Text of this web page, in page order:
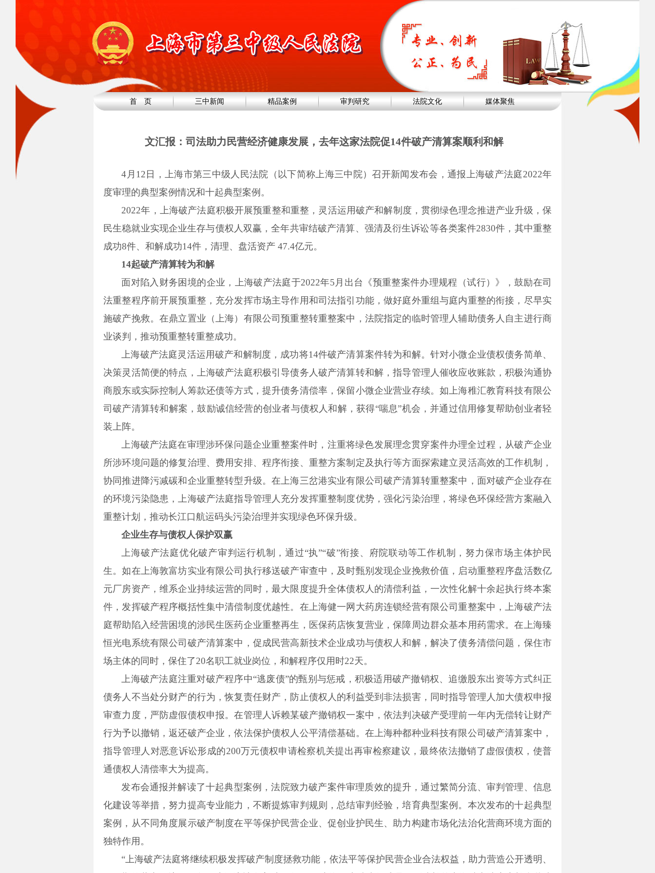
首 页 三中新闻 精品案例 审判研究 法院文化 媒体聚焦
文汇报：司法助力民营经济健康发展，去年这家法院促14件破产清算案顺利和解
4月12日，上海市第三中级人民法院（以下简称上海三中院）召开新闻发布会，通报上海破产法庭2022年
度审理的典型案例情况和十起典型案例。
2022年，上海破产法庭积极开展预重整和重整，灵活运用破产和解制度，贯彻绿色理念推进产业升级，保
民生稳就业实现企业生存与债权人双赢，全年共审结破产清算、强清及衍生诉讼等各类案件2830件，其中重整
成功8件、和解成功14件，清理、盘活资产 47.4亿元。
14起破产清算转为和解
面对陷入财务困境的企业，上海破产法庭于2022年5月出台《预重整案件办理规程（试行）》，鼓励在司
法重整程序前开展预重整，充分发挥市场主导作用和司法指引功能，做好庭外重组与庭内重整的衔接，尽早实
施破产挽救。在鼎立置业（上海）有限公司预重整转重整案中，法院指定的临时管理人辅助债务人自主进行商
业谈判，推动预重整转重整成功。
上海破产法庭灵活运用破产和解制度，成功将14件破产清算案件转为和解。针对小微企业债权债务简单、
决策灵活简便的特点，上海破产法庭积极引导债务人破产清算转和解，指导管理人催收应收账款，积极沟通协
商股东或实际控制人筹款还债等方式，提升债务清偿率，保留小微企业营业存续。如上海稚汇教育科技有限公
司破产清算转和解案，鼓励诚信经营的创业者与债权人和解，获得“喘息”机会，并通过信用修复帮助创业者轻
装上阵。
上海破产法庭在审理涉环保问题企业重整案件时，注重将绿色发展理念贯穿案件办理全过程，从破产企业
所涉环境问题的修复治理、费用安排、程序衔接、重整方案制定及执行等方面探索建立灵活高效的工作机制，
协同推进降污减碳和企业重整转型升级。在上海三岔港实业有限公司破产清算转重整案中，面对破产企业存在
的环境污染隐患，上海破产法庭指导管理人充分发挥重整制度优势，强化污染治理，将绿色环保经营方案融入
重整计划，推动长江口航运码头污染治理并实现绿色环保升级。
企业生存与债权人保护双赢
上海破产法庭优化破产审判运行机制，通过“执”“破”衔接、府院联动等工作机制，努力保市场主体护民
生。如在上海敦富坊实业有限公司执行移送破产审查中，及时甄别发现企业挽救价值，启动重整程序盘活数亿
元厂房资产，维系企业持续运营的同时，最大限度提升全体债权人的清偿利益，一次性化解十余起执行终本案
件，发挥破产程序概括性集中清偿制度优越性。在上海健一网大药房连锁经营有限公司重整案中，上海破产法
庭帮助陷入经营困境的涉民生医药企业重整再生，医保药店恢复营业，保障周边群众基本用药需求。在上海臻
恒光电系统有限公司破产清算案中，促成民营高新技术企业成功与债权人和解，解决了债务清偿问题，保住市
场主体的同时，保住了20名职工就业岗位，和解程序仅用时22天。
上海破产法庭注重对破产程序中“逃废债”的甄别与惩戒，积极适用破产撤销权、追缴股东出资等方式纠正
债务人不当处分财产的行为，恢复责任财产，防止债权人的利益受到非法损害，同时指导管理人加大债权申报
审查力度，严防虚假债权申报。在管理人诉赖某破产撤销权一案中，依法判决破产受理前一年内无偿转让财产
行为予以撤销，返还破产企业，依法保护债权人公平清偿基础。在上海种都种业科技有限公司破产清算案中，
指导管理人对恶意诉讼形成的200万元债权申请检察机关提出再审检察建议，最终依法撤销了虚假债权，使普
通债权人清偿率大为提高。
发布会通报并解读了十起典型案例，法院致力破产案件审理质效的提升，通过繁简分流、审判管理、信息
化建设等举措，努力提高专业能力，不断提炼审判规则，总结审判经验，培育典型案例。本次发布的十起典型
案例，从不同角度展示破产制度在平等保护民营企业、促创业护民生、助力构建市场化法治化营商环境方面的
独特作用。
“上海破产法庭将继续积极发挥破产制度拯救功能，依法平等保护民营企业合法权益，助力营造公开透明、